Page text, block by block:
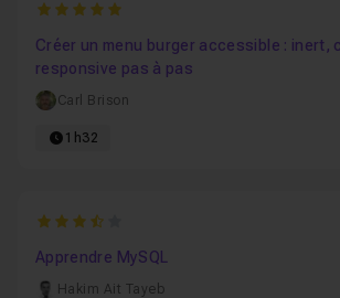
5
Créer un menu burger accessible : inert,
responsive pas à pas
Carl Brison
1h32
3.6666666666667
Apprendre MySQL
Hakim Ait Tayeb